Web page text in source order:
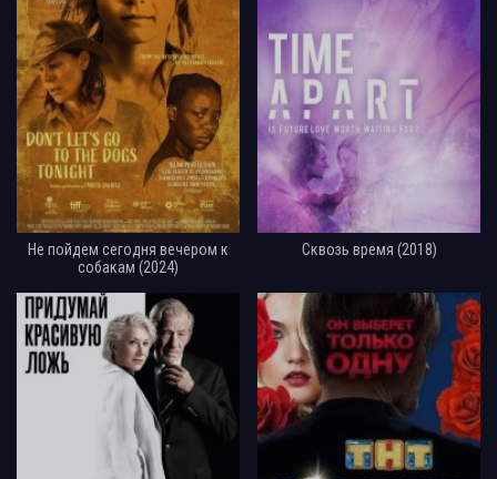
Не пойдем сегодня вечером к
собакам (2024)
Сквозь время (2018)